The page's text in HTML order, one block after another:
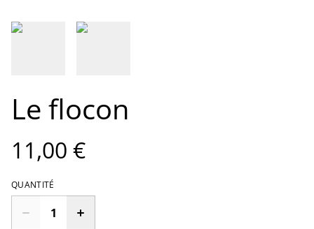
Le flocon
11,00 €
QUANTITÉ